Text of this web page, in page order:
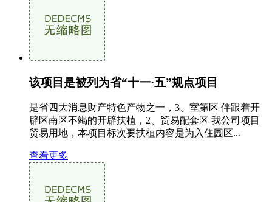
该项目是被列为省“十一·五”规点项目
是省四大消息财产特色产物之一，3、室第区 伴跟着开
辟区南区不竭的开辟扶植，2、贸易配套区 我公司项目
贸易用地，本项目标次要扶植内容是为入住园区...
查看更多